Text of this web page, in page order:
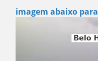
imagem abaixo